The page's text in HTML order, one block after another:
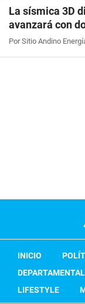
La sísmica 3D
avanzará con
Por Sitio Andino
INICIO
LIFESTYLE